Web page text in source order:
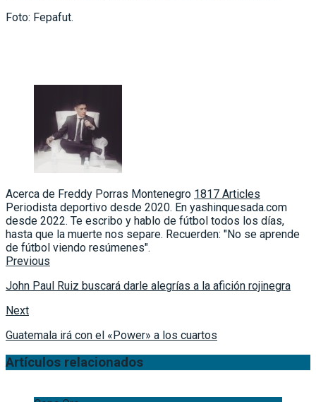
Foto: Fepafut.
Acerca de Freddy Porras Montenegro 1817 Articles
Periodista deportivo desde 2020. En yashinquesada.com
desde 2022. Te escribo y hablo de fútbol todos los días,
hasta que la muerte nos separe. Recuerden: "No se aprende
de fútbol viendo resúmenes".
Previous
John Paul Ruiz buscará darle alegrías a la afición rojinegra
Next
Guatemala irá con el «Power» a los cuartos
Artículos relacionados